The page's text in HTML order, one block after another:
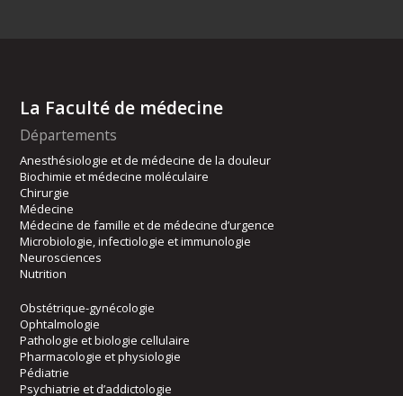
La Faculté de médecine
Départements
Anesthésiologie et de médecine de la douleur
Biochimie et médecine moléculaire
Chirurgie
Médecine
Médecine de famille et de médecine d’urgence
Microbiologie, infectiologie et immunologie
Neurosciences
Nutrition
Obstétrique-gynécologie
Ophtalmologie
Pathologie et biologie cellulaire
Pharmacologie et physiologie
Pédiatrie
Psychiatrie et d’addictologie